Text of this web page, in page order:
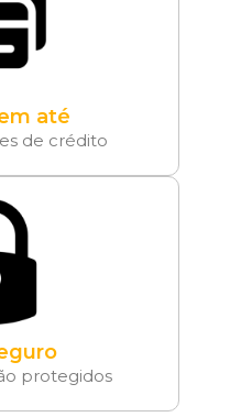
até
de crédito
protegidos